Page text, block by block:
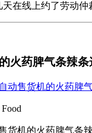
在线上约了劳动
火药脾气条辣条
动售货机的火药脾
货机的火药脾气条